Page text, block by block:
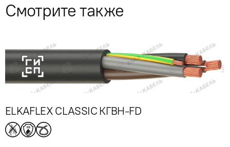
Смотрите также
ELKAFLEX CLASSIC КГВН-FD